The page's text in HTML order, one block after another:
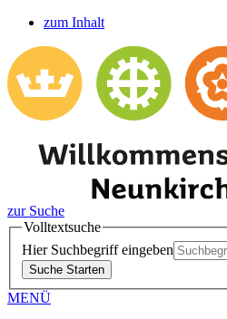
zum Inhalt
zur Suche
Volltextsuche
Hier Suchbegriff eingeben
Suche Starten
MENÜ